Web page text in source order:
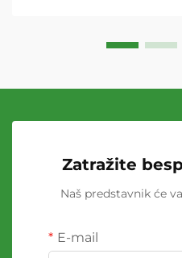
Zatražite
Naš predstavnik će
E-mail